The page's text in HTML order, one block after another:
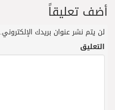
أضف تعليقاً
لن يتم نشر عنوان بريدك الإلكتروني.
التعليق